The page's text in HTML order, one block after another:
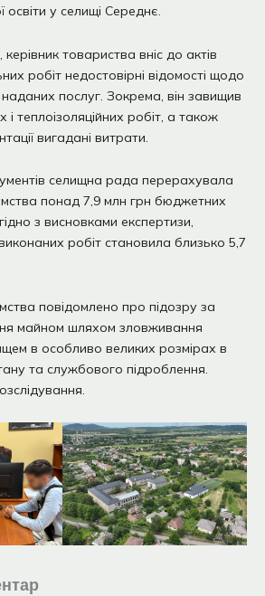
освіти у селищі Середнє.
товариства вніс до актів
робіт недостовірні відомості щодо
наданих послуг. Зокрема, він завищив
і теплоізоляційних робіт, а також
вигадані витрати.
селищна рада перерахувала
понад 7,9 млн грн бюджетних
з висновками експертизи,
робіт становила близько 5,7
повідомлено про підозру за
майном шляхом зловживання
в особливо великих розмірах в
та службового підроблення.